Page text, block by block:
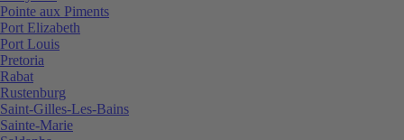
Pointe aux Piments
Port Elizabeth
Port Louis
Pretoria
Rabat
Rustenburg
Saint-Gilles-Les-Bains
Sainte-Marie